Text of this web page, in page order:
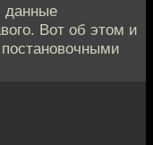
данные
Вот об этом и